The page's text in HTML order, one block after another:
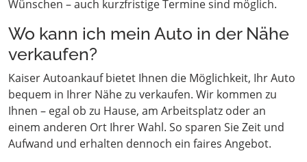
Wünschen – auch kurzfristige Termine sind möglich.
Wo kann ich mein Auto in der Nähe
verkaufen?
Kaiser Autoankauf bietet Ihnen die Möglichkeit, Ihr Auto
bequem in Ihrer Nähe zu verkaufen. Wir kommen zu
Ihnen – egal ob zu Hause, am Arbeitsplatz oder an
einem anderen Ort Ihrer Wahl. So sparen Sie Zeit und
Aufwand und erhalten dennoch ein faires Angebot.